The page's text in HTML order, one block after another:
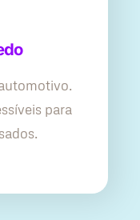
para